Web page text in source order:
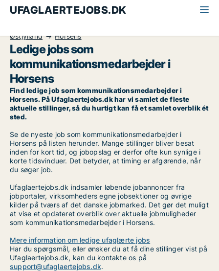
UFAGLAERTEJOBS.DK
Østjylland
Horsens
Ledige jobs som
kommunikationsmedarbejder i
Horsens
Find ledige job som kommunikationsmedarbejder i
Horsens. På Ufaglaertejobs.dk har vi samlet de fleste
aktuelle stillinger, så du hurtigt kan få et samlet overblik ét
sted.
Se de nyeste job som kommunikationsmedarbejder i
Horsens på listen herunder. Mange stillinger bliver besat
inden for kort tid, og jobopslag er derfor ofte kun synlige i
korte tidsvinduer. Det betyder, at timing er afgørende, når
du søger job.
Ufaglaertejobs.dk indsamler løbende jobannoncer fra
jobportaler, virksomheders egne jobsektioner og øvrige
kilder på tværs af det danske jobmarked. Det gør det muligt
at vise et opdateret overblik over aktuelle jobmuligheder
som kommunikationsmedarbejder i Horsens.
Mere information om ledige ufaglærte jobs
Har du spørgsmål, eller ønsker du at få dine stillinger vist på
Ufaglaertejobs.dk, kan du kontakte os på
support@ufaglaertejobs.dk.